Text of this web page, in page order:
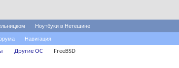
Навигация
Ноутбуки в Нетешине
Другие ОС FreeBSD